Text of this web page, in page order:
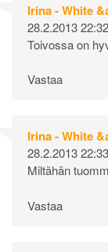
Irina - White
28.2.2013 22:32
Toivossa on
Vastaa
Irina - White
28.2.2013 22:33
Miltähän
Vastaa